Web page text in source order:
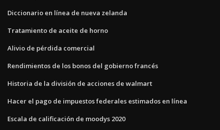
Diccionario en línea de nueva zelanda
Tratamiento de aceite de horno
Alivio de pérdida comercial
Rendimientos de los bonos del gobierno francés
Historia de la división de acciones de walmart
Hacer el pago de impuestos federales estimados en línea
Escala de calificación de moodys 2020